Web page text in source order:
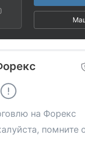
на Форекс
помните